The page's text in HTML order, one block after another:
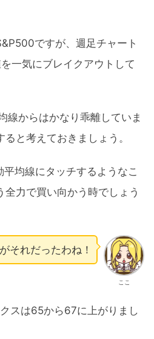
ですが、週足チャート
一気にブレイクアウトして
線からはかなり乖離していま
と考えておきましょう。
均線にタッチするようなこ
全力で買い向かう時でしょう
ここ
それだったわね！
スは65から67に上がりまし